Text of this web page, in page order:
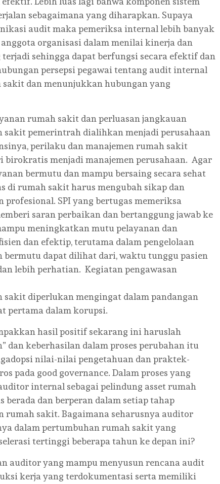
sebagaimana yang diharapkan. Supaya
audit maka pemeriksa internal lebih banyak
organisasi dalam menilai kinerja dan
sehingga dapat berfungsi secara efektif dan
persepsi pegawai tentang audit internal
dan menunjukkan hubungan yang
rumah sakit dan perluasan jangkauan
sakit pemerintrah dialihkan menjadi perusahaan
perilaku dan manajemen rumah sakit
birokratis menjadi manajemen perusahaan. Agar
bermutu dan mampu bersaing secara sehat
di rumah sakit harus mengubah sikap dan
SPI yang bertugas memeriksa
saran perbaikan dan bertanggung jawab ke
meningkatkan mutu pelayanan dan
dan efektip, terutama dalam pengelolaan
bermutu dapat dilihat dari, waktu tunggu pasien
lebih perhatian. Kegiatan pengawasan
sakit diperlukan mengingat dalam pandangan
pertama dalam korupsi.
hasil positif sekarang ini haruslah
dan keberhasilan dalam proses perubahan itu
nilai-nilai pengetahuan dan praktek-
pada good governance. Dalam proses yang
internal sebagai pelindung asset rumah
dan berperan dalam setiap tahap
rumah sakit. Bagaimana seharusnya auditor
dalam pertumbuhan rumah sakit yang
tertinggi beberapa tahun ke depan ini?
auditor yang mampu menyusun rencana audit
kerja yang terdokumentasi serta memiliki